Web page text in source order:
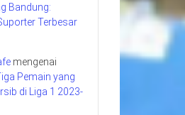
Bandung:
Terbesar
mengenai
Pemain yang
di Liga 1 2023-